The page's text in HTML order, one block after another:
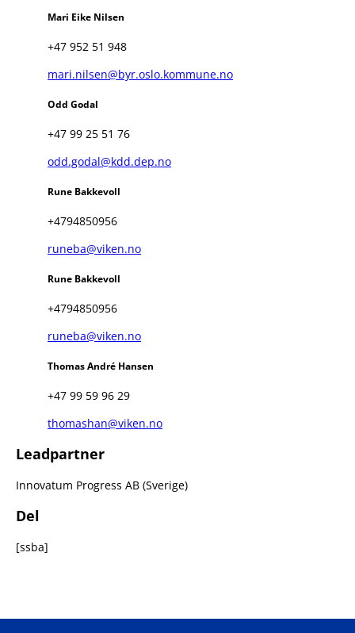
Mari Eike Nilsen
+47 952 51 948
mari.nilsen@byr.oslo.kommune.no
Odd Godal
+47 99 25 51 76
odd.godal@kdd.dep.no
Rune Bakkevoll
+4794850956
runeba@viken.no
Rune Bakkevoll
+4794850956
runeba@viken.no
Thomas André Hansen
+47 99 59 96 29
thomashan@viken.no
Leadpartner
Innovatum Progress AB (Sverige)
Del
[ssba]